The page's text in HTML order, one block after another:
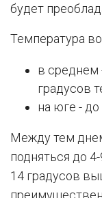
будет
Температура
в среднем
градусов
на юге -
Между тем
подняться до
14 градусов